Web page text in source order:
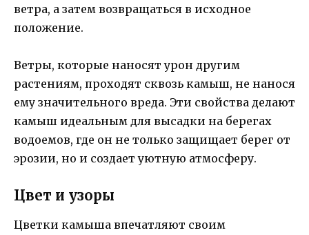
ветра, а затем возвращаться в исходное
положение.
Ветры, которые наносят урон другим
растениям, проходят сквозь камыш, не нанося
ему значительного вреда. Эти свойства делают
камыш идеальным для высадки на берегах
водоемов, где он не только защищает берег от
эрозии, но и создает уютную атмосферу.
Цвет и узоры
Цветки камыша впечатляют своим